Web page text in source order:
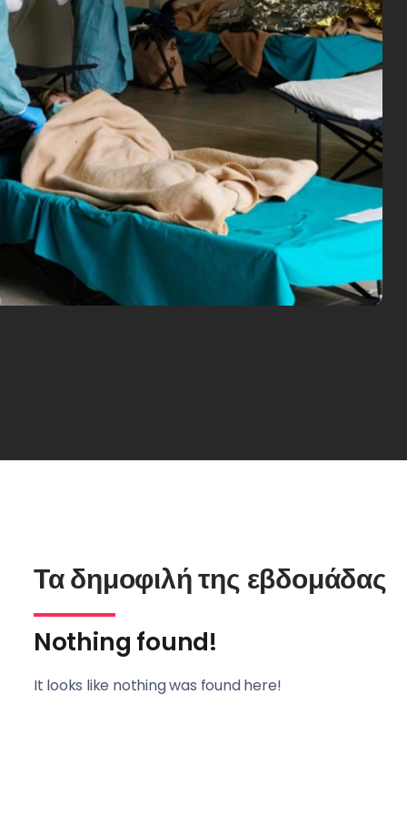
Τα δημοφιλή της εβδομάδας
Nothing found!
It looks like nothing was found here!